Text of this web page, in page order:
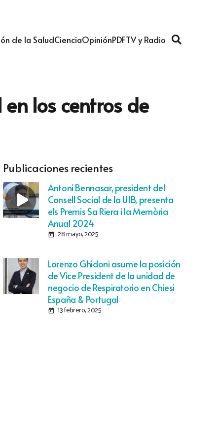
de la SaludCienciaOpiniónPDFTV y Radio
los centros de
Publicaciones recientes
Antoni Bennasar, president del
Consell Social de la UIB, presenta
els Premis Sa Riera i la Memòria
Anual 2024
today 28 mayo, 2025
Lorenzo Ghidoni asume la posición
de Vice President de la unidad de
negocio de Respiratorio en Chiesi
España & Portugal
today 13 febrero, 2025